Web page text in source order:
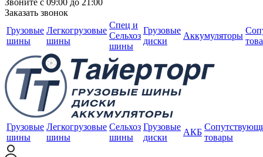
Звоните с 09:00 до 21:00
Заказать звонок
Грузовые
шины
Легкогрузовые
шины
Спец и
Сельхоз
шины
Грузовые
диски
Аккумуляторы
Грузовые
шины
Легкогрузовые
шины
Сельхоз
шины
Грузовые
диски
АКБ
товары